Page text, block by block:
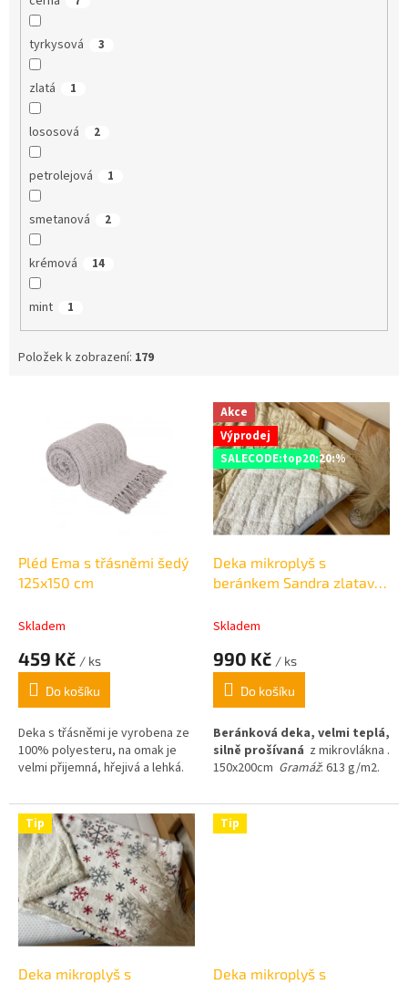
tyrkysová 3
zlatá 1
lososová 2
petrolejová 1
smetanová 2
krémová 14
mint 1
Položek k zobrazení: 179
Pléd Ema s třásněmi šedý
125x150 cm
Skladem
459 Kč / ks
Do košíku
Deka s třásněmi je vyrobena ze
100% polyesteru, na omak je
velmi přijemná, hřejivá a lehká.
Akce
Výprodej
SALECODE:top20:20:%
Deka mikroplyš s
beránkem Sandra zlatavá
Skladem
990 Kč / ks
Do košíku
Beránková deka, velmi teplá,
silně prošívaná z mikrovlákna .
150x200cm Gramáž: 613 g/m2.
Tip
Deka mikroplyš s
Tip
Deka mikroplyš s